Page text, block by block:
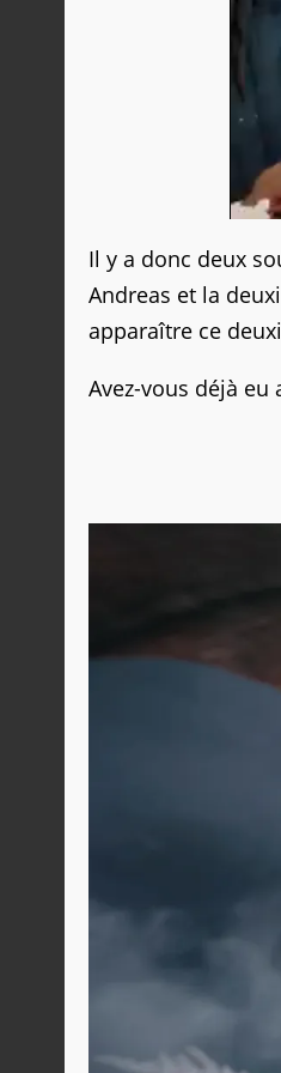
Il y a donc deux
Andreas et la
apparaître ce
Avez-vous déjà